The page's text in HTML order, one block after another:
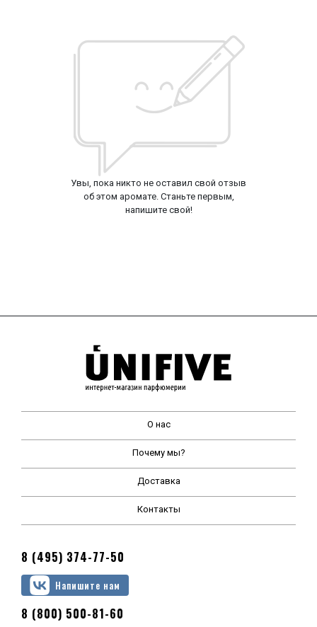
Увы, пока никто не оставил свой отзыв
об этом аромате. Станьте первым,
напишите свой!
О нас
Почему мы?
Доставка
Контакты
8 (495) 374-77-50
Напишите нам
8 (800) 500-81-60